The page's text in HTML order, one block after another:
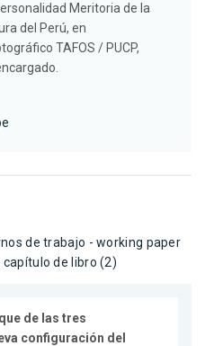
Meritoria de la
del Perú, en
TAFOS / PUCP,
de trabajo - working paper
capítulo de libro (2)
de las tres
configuración del